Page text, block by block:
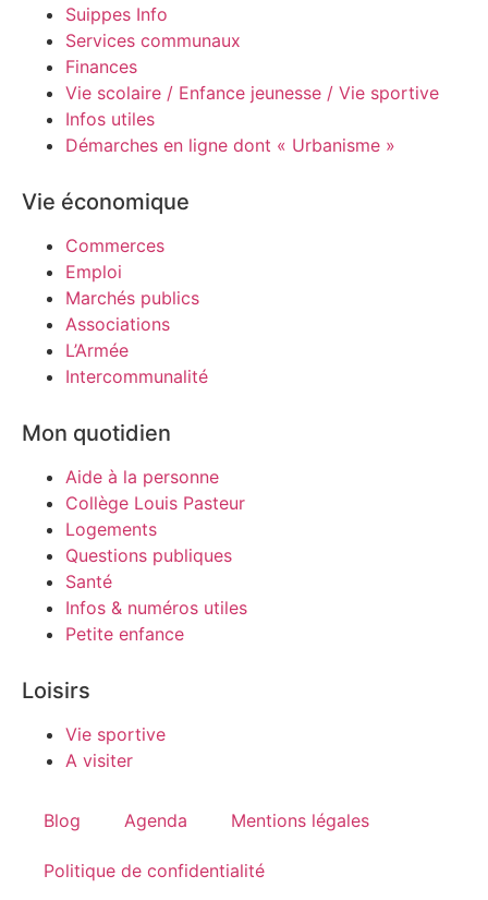
Suippes Info
Services communaux
Finances
Vie scolaire / Enfance jeunesse / Vie sportive
Infos utiles
Démarches en ligne dont « Urbanisme »
Vie économique
Commerces
Emploi
Marchés publics
Associations
L’Armée
Intercommunalité
Mon quotidien
Aide à la personne
Collège Louis Pasteur
Logements
Questions publiques
Santé
Infos & numéros utiles
Petite enfance
Loisirs
Vie sportive
A visiter
Blog Agenda Mentions légales
Politique de confidentialité